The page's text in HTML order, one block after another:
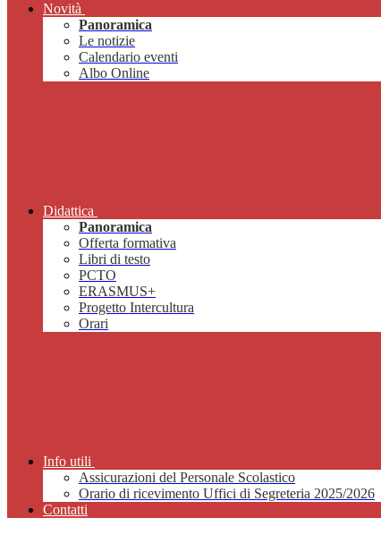
Novità
Panoramica
Le notizie
Calendario eventi
Albo Online
Didattica
Panoramica
Offerta formativa
Libri di testo
PCTO
ERASMUS+
Progetto Intercultura
Orari
Info utili
Assicurazioni del Personale Scolastico
Orario di ricevimento Uffici di Segreteria 2025/2026
Contatti